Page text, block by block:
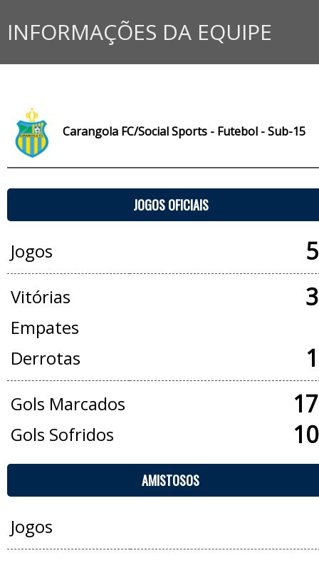
INFORMAÇÕES DA EQUIPE
Carangola FC/Social Sports - Futebol - Sub-15
JOGOS OFICIAIS
Jogos
Vitórias
Empates
Derrotas
Gols Marcados
Gols Sofridos
AMISTOSOS
Jogos